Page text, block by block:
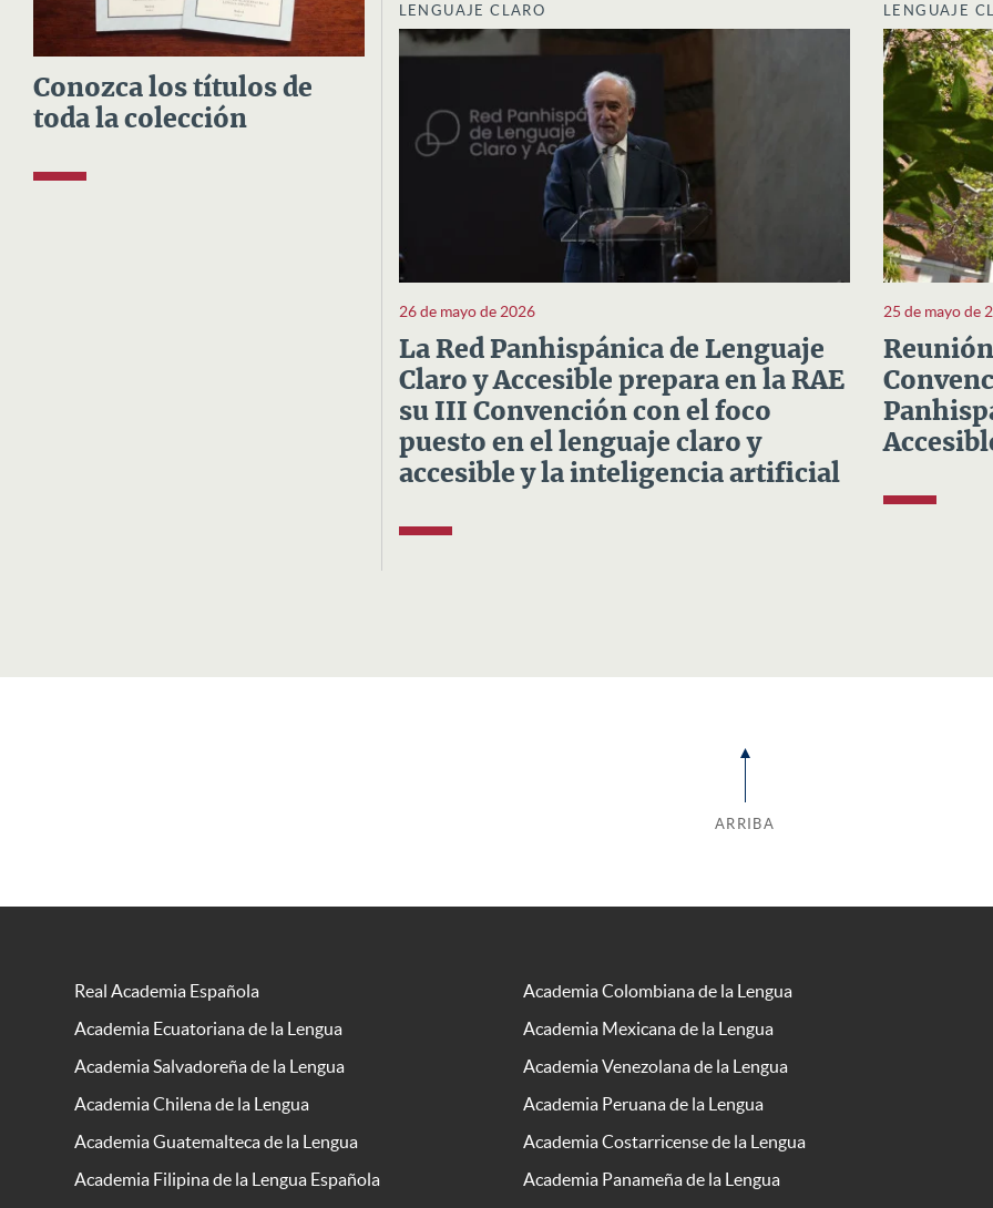
Conozca los títulos de
toda la colección
LENGUAJE CLARO
26 de mayo de 2026
La Red Panhispánica de Lenguaje
Claro y Accesible prepara en la RAE
su III Convención con el foco
puesto en el lenguaje claro y
accesible y la inteligencia artificial
LENGUAJE
25 de mayo de
ARRIBA
Real Academia Española
Academia Colombiana de la Lengua
Academia Ecuatoriana de la Lengua
Academia Mexicana de la Lengua
Academia Salvadoreña de la Lengua
Academia Venezolana de la Lengua
Academia Chilena de la Lengua
Academia Peruana de la Lengua
Academia Guatemalteca de la Lengua
Academia Costarricense de la Lengua
Academia Filipina de la Lengua Española
Academia Panameña de la Lengua